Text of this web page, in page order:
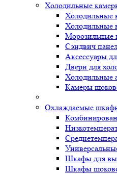
Холодильные
Холодильные
Холодильные
Морозильные
Сэндвич
Аксессуары
Двери для
Холодильные
Камеры
Охлаждаемые
Шкафы для
Шкафы